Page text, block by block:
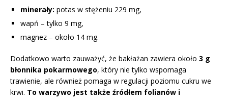
minerały: potas w stężeniu 229 mg,
wapń – tylko 9 mg,
magnez – około 14 mg.
Dodatkowo warto zauważyć, że bakłażan zawiera około 3 g
błonnika pokarmowego, który nie tylko wspomaga
trawienie, ale również pomaga w regulacji poziomu cukru we
krwi. To warzywo jest także źródłem folianów i